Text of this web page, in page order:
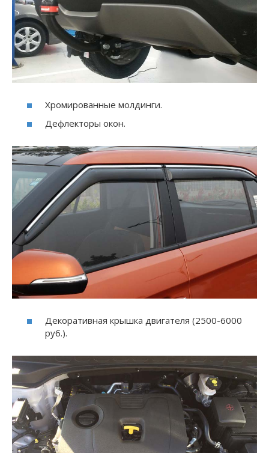
Хромированные молдинги.
Дефлекторы окон.
Декоративная крышка двигателя (2500-6000
руб.).